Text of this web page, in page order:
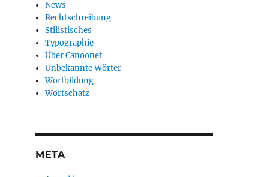
News
Rechtschreibung
Stilistisches
Typographie
Über Canoonet
Unbekannte Wörter
Wortbildung
Wortschatz
META